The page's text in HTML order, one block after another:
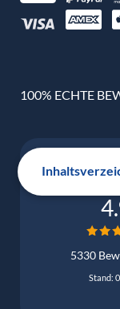
100% ECHTE
5330
Stand: